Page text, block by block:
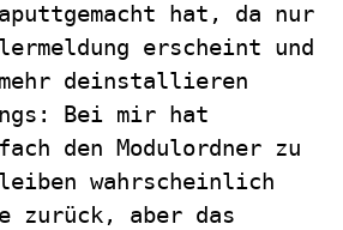
hat, da nur
erscheint und
deinstallieren
Bei mir hat
den Modulordner zu
wahrscheinlich
zurück, aber das